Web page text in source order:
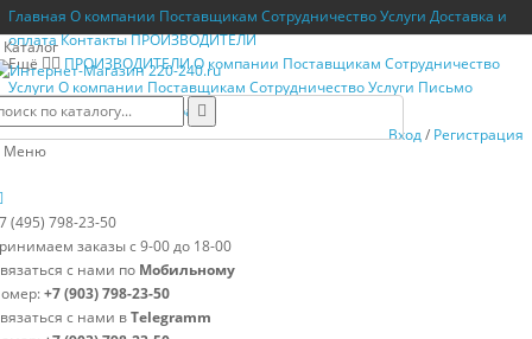
Главная О компании Поставщикам СотрудничествоУслуги Доставка и
оплатаКонтактыПРОИЗВОДИТЕЛИ
Ещё
ПРОИЗВОДИТЕЛИО компании Поставщикам Сотрудничество
Услуги О компании Поставщикам СотрудничествоУслуги Письмо
директоруВозврат товара
Вход/ Регистрация
Каталог
Меню
(495) 798-23-50
заказы с 9-00 до 18-00
с нами по Мобильному
+7 (903) 798-23-50
с нами вTelegramm